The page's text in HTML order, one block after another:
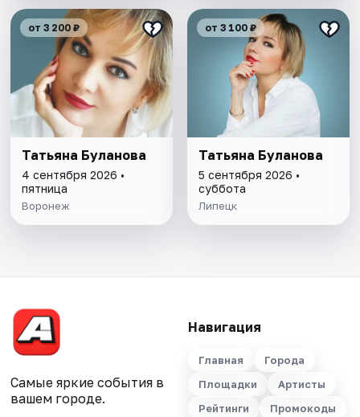
от 3 200 ₽
Татьяна Буланова
4 сентября 2026 •
пятница
Воронеж
от 3 100 ₽
Татьяна Буланова
5 сентября 2026 •
суббота
Липецк
Самые яркие события в
вашем городе.
Навигация
Главная
Города
Площадки
Артисты
Рейтинги
Промокоды